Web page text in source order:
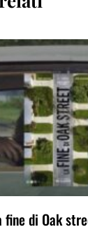
fine di Oak